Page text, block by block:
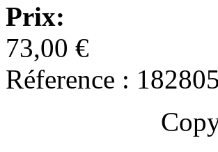
Prix:
73,00 €
Réference : 182805